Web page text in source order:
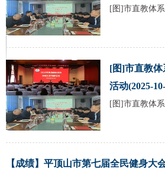
[图]市直教体
[图]市直教
活动(2025-
[图]市直教体
【成绩】平顶山市第七届全民健身大